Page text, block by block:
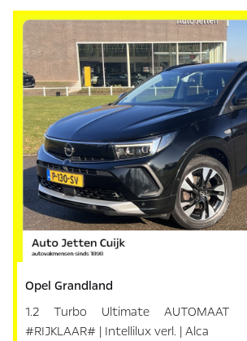
Opel Grandland
1.2 Turbo Ultimate AUTOMAAT
#RIJKLAAR# | Intellilux verl. | Alca